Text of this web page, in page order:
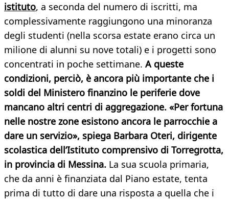
istituto, a seconda del numero di iscritti, ma
complessivamente raggiungono una minoranza
degli studenti (nella scorsa estate erano circa un
milione di alunni su nove totali) e i progetti sono
concentrati in poche settimane. A queste
condizioni, perciò, è ancora più importante che i
soldi del Ministero finanzino le periferie dove
mancano altri centri di aggregazione. «Per fortuna
nelle nostre zone esistono ancora le parrocchie a
dare un servizio», spiega Barbara Oteri, dirigente
scolastica dell’Istituto comprensivo di Torregrotta,
in provincia di Messina. La sua scuola primaria,
che da anni è finanziata dal Piano estate, tenta
prima di tutto di dare una risposta a quella che i